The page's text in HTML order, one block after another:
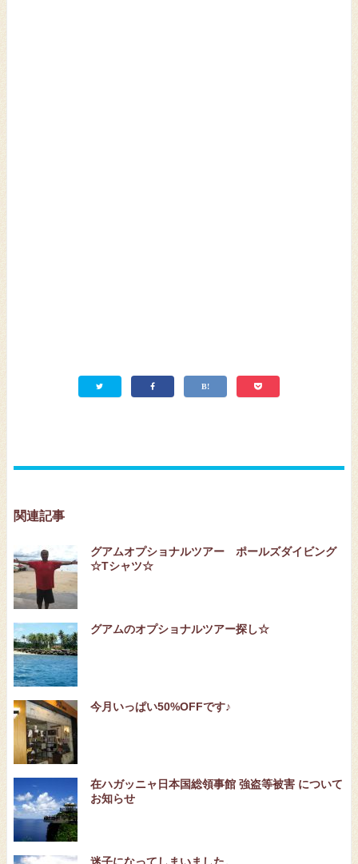
関連記事
グアムオプショナルツアー ポールズダイビング
☆Tシャツ☆
グアムのオプショナルツアー探し☆
今月いっぱい50%OFFです♪
在ハガッニャ日本国総領事館 強盗等被害 について
お知らせ
迷子になってしまいました。